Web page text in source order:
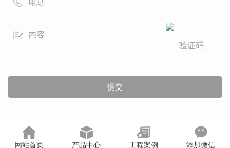
网站首页 产品中心 工程案例 添加微信